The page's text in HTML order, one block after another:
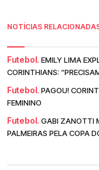
NOTÍCIAS
Futebol. EMILY LIMA
CORINTHIANS:
Futebol. PAGOU!
FEMININO
Futebol. GABI ZANOTTI
PALMEIRAS PELA COPA